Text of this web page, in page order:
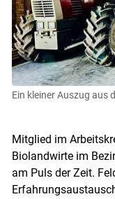
Ein kleiner Auszug aus
Mitglied im
Biolandwirte im
am Puls der Zeit.